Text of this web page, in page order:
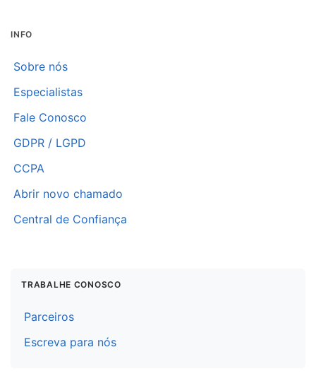
INFO
Sobre nós
Especialistas
Fale Conosco
GDPR / LGPD
CCPA
Abrir novo chamado
Central de Confiança
TRABALHE CONOSCO
Parceiros
Escreva para nós